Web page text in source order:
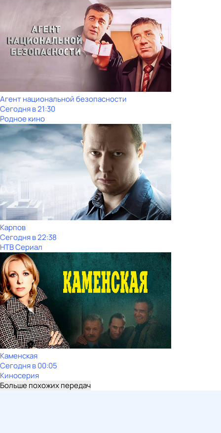
Агент национальной безопасности
Сегодня в 21:30
Родное кино
Карпов
Сегодня в 22:38
НТВ Сериал
Каменская
Сегодня в 00:05
Киносерия
Больше похожих передач